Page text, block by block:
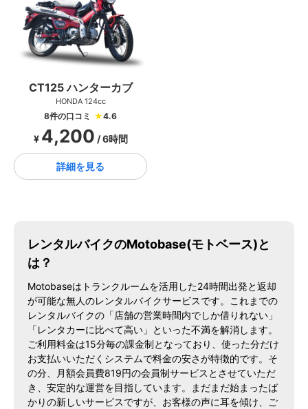
CT125 ハンターカブ
HONDA 124cc
8件の口コミ ★4.6
¥ 4,200 / 6時間
詳細を見る
レンタルバイクのMotobase(モトベース)と
は？
Motobaseはトランクルームを活用した24時間出発と返却
が可能な無人のレンタルバイクサービスです。これまでの
レンタルバイクの「店舗の営業時間内でしか借りれない」
「レンタカーに比べて高い」といった不満を解消します。
ご利用料金は15分毎の課金制となっており、使った分だけ
お支払いいただくシステムで料金の安さが特徴的です。そ
の分、月額会員費819円の会員制サービスとさせていただ
き、安定的な運営を目指しています。まだまだ始まったば
かりの新しいサービスですが、お客様の声に耳を傾け、ご